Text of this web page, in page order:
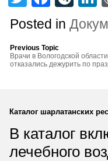
Posted in
Previous Topic
Врачи в Вологодской
отказались дежурить по
Каталог шарлатанских
В каталог
лечебного